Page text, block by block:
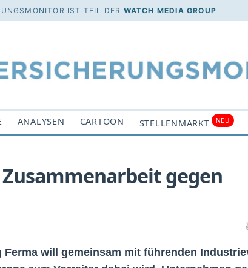
IST TEIL DER WATCH MEDIA GROUP
ANALYSEN CARTOON STELLENMARKT NEU
gegen
will gemeinsam mit führenden